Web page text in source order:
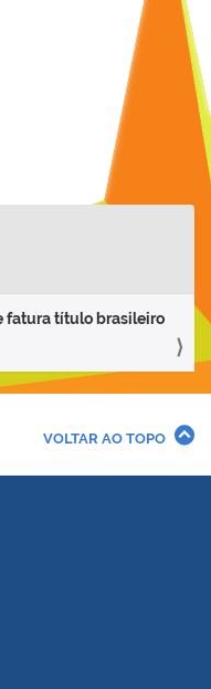
fatura título brasileiro
VOLTAR AO TOPO